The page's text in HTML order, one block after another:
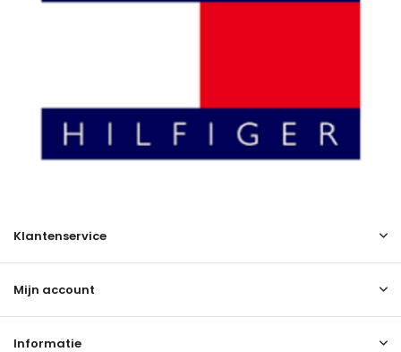
Klantenservice
Mijn account
Informatie